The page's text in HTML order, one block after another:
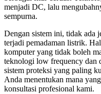
menjadi DC, lalu
sempurna.
Dengan sistem ini, tidak ada
terjadi pemadaman listrik.
komputer yang tidak boleh
teknologi low frequency dan
sistem proteksi yang paling
Anda menentukan mana
konsultasi profesional kami.